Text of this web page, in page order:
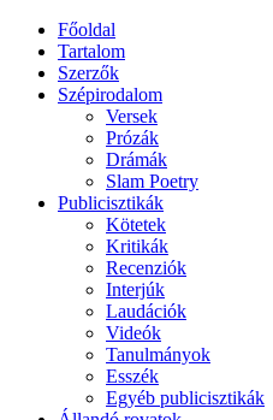
Főoldal
Tartalom
Szerzők
Szépirodalom
Versek
Prózák
Drámák
Slam Poetry
Publicisztikák
Kötetek
Kritikák
Recenziók
Interjúk
Laudációk
Videók
Tanulmányok
Esszék
Egyéb publicisztikák